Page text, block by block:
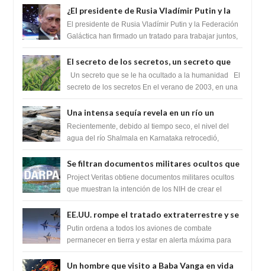
¿El presidente de Rusia Vladímir Putin y la
Federación Galactica han firmado un
tratado para acabar con los Sionistas?
El presidente de Rusia Vladímir Putin y la Federación
Galáctica han firmado un tratado para trabajar juntos,
El secreto de los secretos, un secreto que
cambiaría por completo el destino de la
humanidad
Un secreto que se le ha ocultado a la humanidad El
secreto de los secretos En el verano de 2003, en una
Una intensa sequía revela en un río un
impresionante hallazgo de miles de Shiva
Lingas
Recientemente, debido al tiempo seco, el nivel del
agua del río Shalmala en Karnataka retrocedió,
Se filtran documentos militares ocultos que
muestran la intención de los NIH de crear el
SARS-CoV-2, utilizando la investigación de
Project Veritas obtiene documentos militares ocultos
que muestran la intención de los NIH de crear el
EE.UU. rompe el tratado extraterrestre y se
prepara para destruir el misterioso satélite
"Caballero Negro"
Putin ordena a todos los aviones de combate
permanecer en tierra y estar en alerta máxima para
Un hombre que visito a Baba Vanga en vida